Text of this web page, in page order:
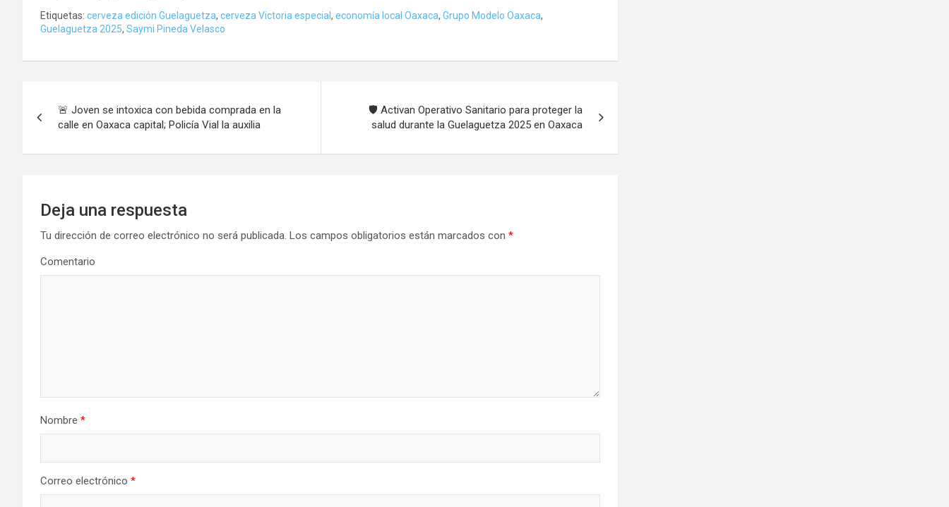
Etiquetas: cerveza edición Guelaguetza, cerveza Victoria especial , economía local Oaxaca, Grupo Modelo Oaxaca,
Guelaguetza 2025, Saymi Pineda Velasco
de
entradas
🚨 Joven se intoxica con bebida comprada en la
calle en Oaxaca capital; Policía Vial la auxilia
🛡️ Activan Operativo Sanitario para proteger la
salud durante la Guelaguetza 2025 en Oaxaca
Deja una respuesta
Tu dirección de correo electrónico no será publicada. Los campos obligatorios están marcados con *
Comentario
Nombre *
Correo electrónico *